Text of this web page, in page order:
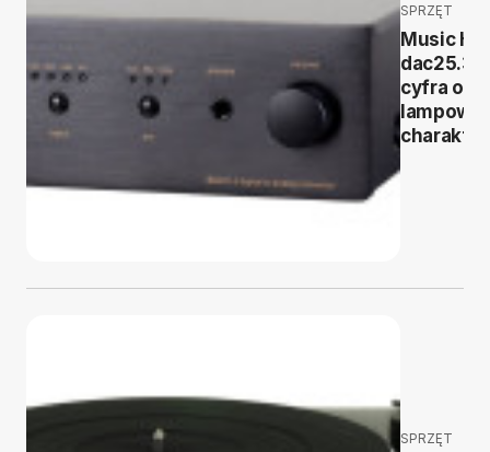
SPRZĘT
Music
dac25.3 -
cyfra o
SPRZĘT